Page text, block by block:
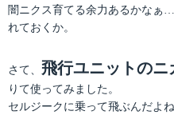
闇ニクス育てる余力あるかなぁ
れておくか。
さて、 飛行ユニットのニ
りて使ってみました。
セルジークに乗って飛ぶんだよね